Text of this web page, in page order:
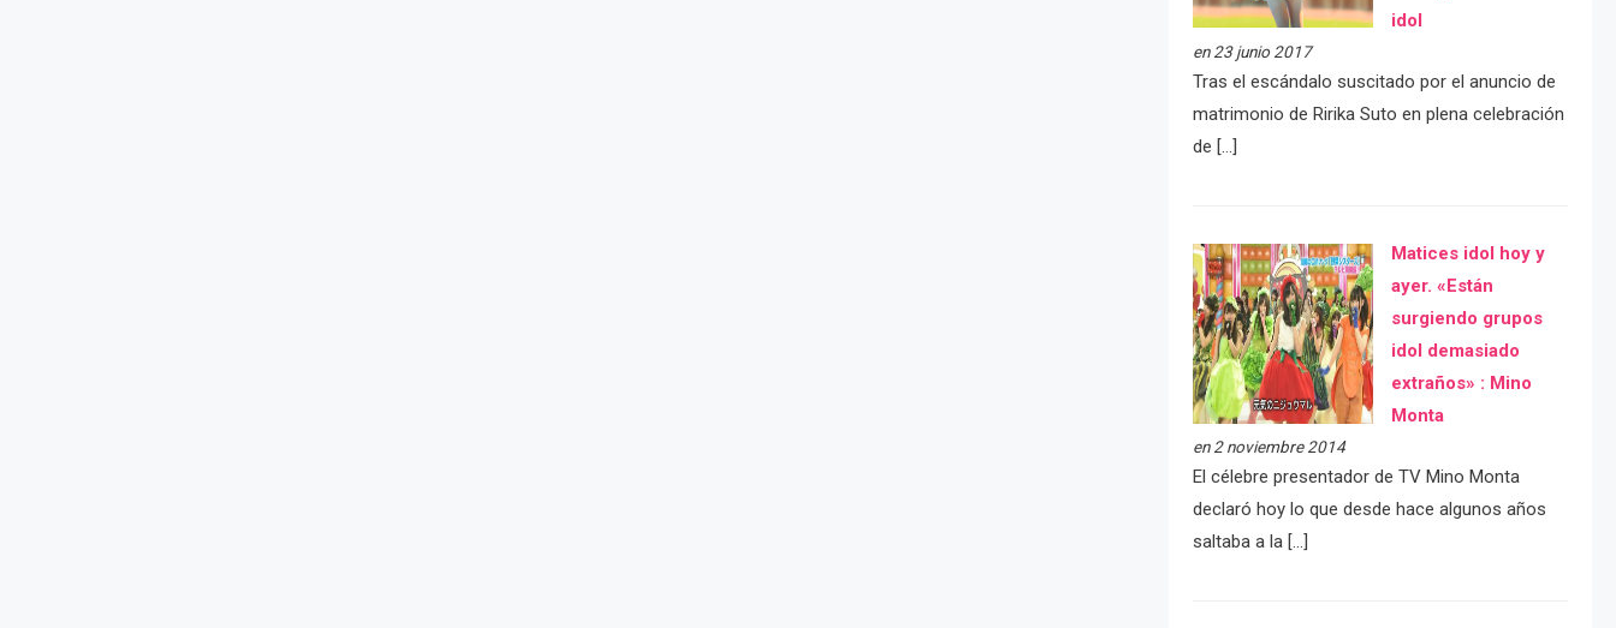
idol
en 23 junio 2017
Tras el escándalo suscitado por el anuncio de
matrimonio de Ririka Suto en plena celebración
de […]
Matices idol hoy y
ayer. «Están
surgiendo grupos
idol demasiado
extraños» : Mino
Monta
en 2 noviembre 2014
El célebre presentador de TV Mino Monta
declaró hoy lo que desde hace algunos años
saltaba a la […]